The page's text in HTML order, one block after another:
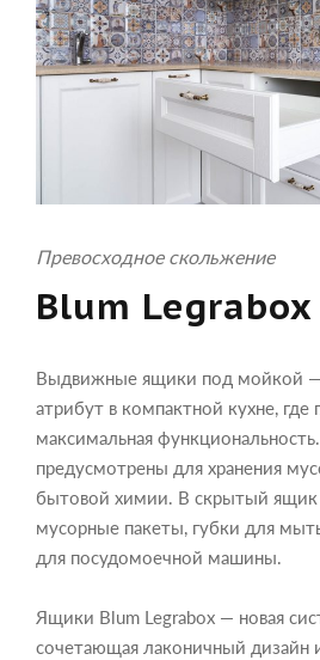
Превосходное скольжение
Blum Legrabox
Выдвижные ящики под мойкой
атрибут в компактной кухне, где
максимальная
предусмотрены для хранения
бытовой химии. В скрытый ящик
мусорные пакеты, губки для
для посудомоечной машины.
Ящики Blum Legrabox — новая
сочетающая лаконичный дизайн